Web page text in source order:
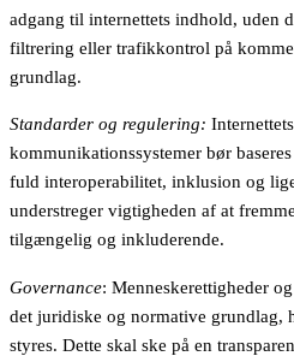
adgang til internettets indhold, uden
filtrering eller trafikkontrol på
grundlag.
Standarder og regulering:
kommunikationssystemer bør
fuld interoperabilitet, inklusion og
understreger vigtigheden af at
tilgængelig og inkluderende.
Governance: Menneskerettigheder
det juridiske og normative grundlag,
styres. Dette skal ske på en